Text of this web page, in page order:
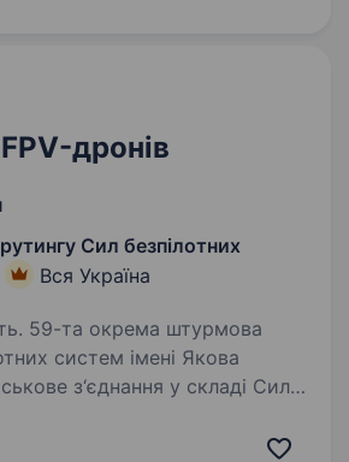
дронів
Сил безпілотних
Вся Україна
систем імені Якова
з‘єднання у складі Сил
готових стати